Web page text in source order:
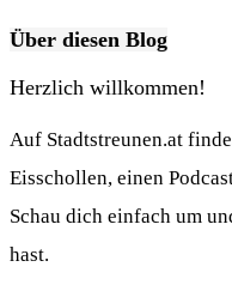
Über diesen Blog
Herzlich willkommen!
Auf Stadtstreunen.at
Eisschollen, einen
Schau dich einfach um
hast.